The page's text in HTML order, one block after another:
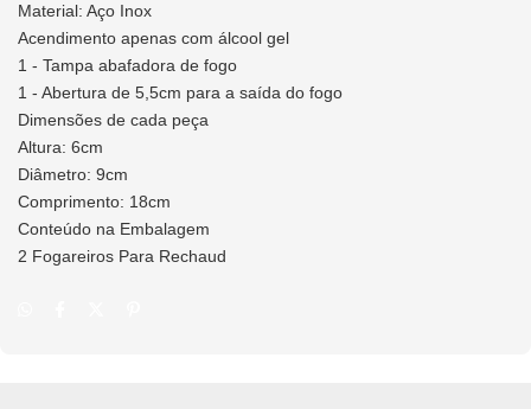
Material: Aço Inox
Acendimento apenas com álcool gel
1 - Tampa abafadora de fogo
1 - Abertura de 5,5cm para a saída do fogo
Dimensões de cada peça
Altura: 6cm
Diâmetro: 9cm
Comprimento: 18cm
Conteúdo na Embalagem
2 Fogareiros Para Rechaud